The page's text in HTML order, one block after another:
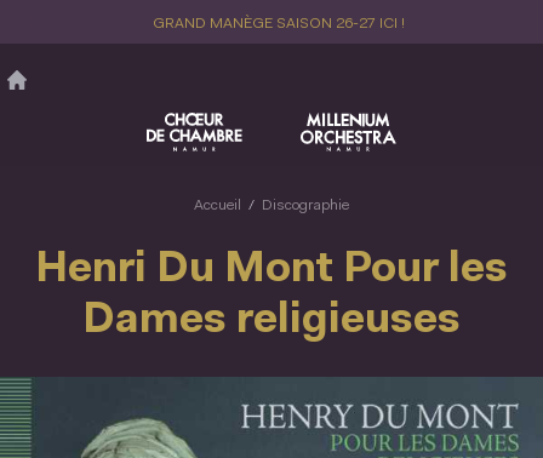
principal
GRAND MANÈGE SAISON 26-27 ICI !
Accueil Discographie
Henri Du Mont Pour les
Dames religieuses